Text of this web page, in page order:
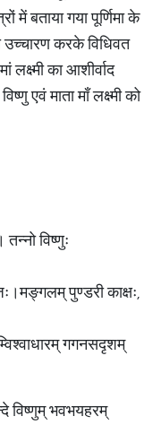
में बताया गया पूर्णिमा के
उच्चारण करके विधिवत
लक्ष्मी का आशीर्वाद
एवं माता माँ लक्ष्मी को
विष्णुः
पुण्डरी काक्षः,
गगनसदृशम्
विष्णुम् भवभयहरम्